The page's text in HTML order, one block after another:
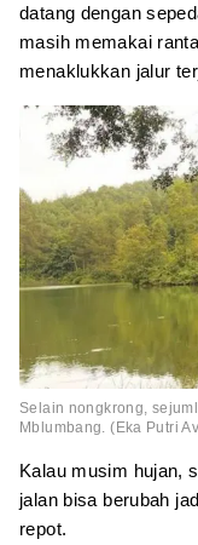
datang dengan
masih memakai
menaklukkan jalur
Selain nongkrong,
Mblumbang. (Eka Putri
Kalau musim hujan,
jalan bisa berubah
repot.